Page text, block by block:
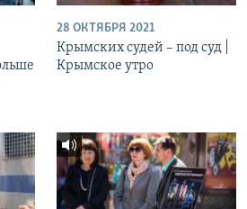
28 ОКТЯБРЯ 2021
Крымских судей – под суд |
Крымское утро